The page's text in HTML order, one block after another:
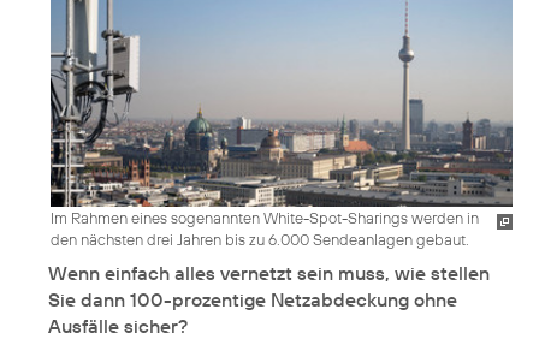
Im Rahmen eines sogenannten White-Spot-Sharings werden in
den nächsten drei Jahren bis zu 6.000 Sendeanlagen gebaut.
Wenn einfach alles vernetzt sein muss, wie stellen
Sie dann 100-prozentige Netzabdeckung ohne
Ausfälle sicher?